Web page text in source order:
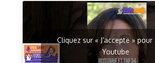
Cliquez sur « J’accepte »
Youtube